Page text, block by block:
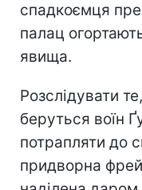
спадкоємця
палац
явища.
Розслідувати
беруться воїн
потрапляти до
придворна